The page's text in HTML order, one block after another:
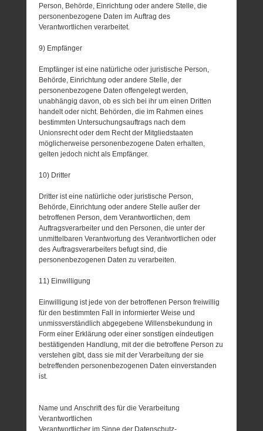
Person, Behörde, Einrichtung oder andere Stelle, die
personenbezogene Daten im Auftrag des
Verantwortlichen verarbeitet.
9) Empfänger
Empfänger ist eine natürliche oder juristische Person,
Behörde, Einrichtung oder andere Stelle, der
personenbezogene Daten offengelegt werden,
unabhängig davon, ob es sich bei ihr um einen Dritten
handelt oder nicht. Behörden, die im Rahmen eines
bestimmten Untersuchungsauftrags nach dem
Unionsrecht oder dem Recht der Mitgliedstaaten
möglicherweise personenbezogene Daten erhalten,
gelten jedoch nicht als Empfänger.
10) Dritter
Dritter ist eine natürliche oder juristische Person,
Behörde, Einrichtung oder andere Stelle außer der
betroffenen Person, dem Verantwortlichen, dem
Auftragsverarbeiter und den Personen, die unter der
unmittelbaren Verantwortung des Verantwortlichen oder
des Auftragsverarbeiters befugt sind, die
personenbezogenen Daten zu verarbeiten.
11) Einwilligung
Einwilligung ist jede von der betroffenen Person freiwillig
für den bestimmten Fall in informierter Weise und
unmissverständlich abgegebene Willensbekundung in
Form einer Erklärung oder einer sonstigen eindeutigen
bestätigenden Handlung, mit der die betroffene Person zu
verstehen gibt, dass sie mit der Verarbeitung der sie
betreffenden personenbezogenen Daten einverstanden
ist.
Name und Anschrift des für die Verarbeitung
Verantwortlichen
Verantwortlicher im Sinne der Datenschutz-